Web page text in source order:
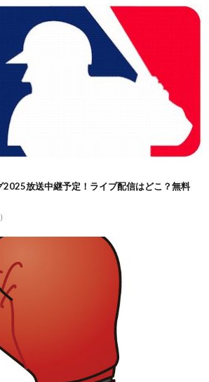
2025放送中継予定！ライブ配信はどこ？無料